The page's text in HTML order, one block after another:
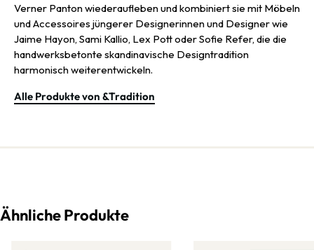
Verner Panton wiederaufleben und kombiniert sie mit Möbeln
und Accessoires jüngerer Designerinnen und Designer wie
Jaime Hayon, Sami Kallio, Lex Pott oder Sofie Refer, die die
handwerksbetonte skandinavische Designtradition
harmonisch weiterentwickeln.
Alle Produkte von &Tradition
Ähnliche Produkte